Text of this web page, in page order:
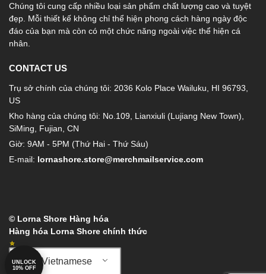
Chúng tôi cung cấp nhiều loại sản phẩm chất lượng cao và tuyệt
đẹp. Mỗi thiết kế không chỉ thể hiện phong cách hàng ngày độc
đáo của bạn mà còn có một chức năng ngoài việc thể hiện cá
nhân.
CONTACT US
Trụ sở chính của chúng tôi: 2036 Kolo Place Wailuku, HI 96793,
US
Kho hàng của chúng tôi: No.109, Lianxiuli (Lujiang New Town),
SiMing, Fujian, CN
Giờ: 9AM - 5PM (Thứ Hai - Thứ Sáu)
E-mail: lornashore.store@merchmailservice.com
© Lorna Shore Hàng hóa
Hàng hóa Lorna Shore chính thức
Vietnamese
UNLOCK
10% OFF